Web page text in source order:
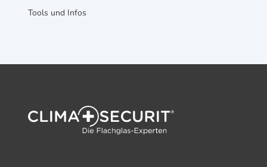
Tools und Infos